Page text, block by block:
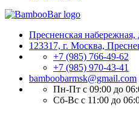
Пресненская набережная,
123317, г. Москва,
+7 (985) 766-49-62
+7 (985) 970-43-41
bamboobarmsk@gmail.com
Пн-Пт с 09:00 до
Сб-Вс с 11:00 до